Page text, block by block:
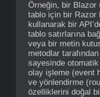
Örneğin, bir Blazor
tablo için bir Razor
kullanarak bir
tablo satırlarına
veya bir metin
metodlar
sayesinde
olay işleme (event
ve yönlendirme
özelliklerini doğal